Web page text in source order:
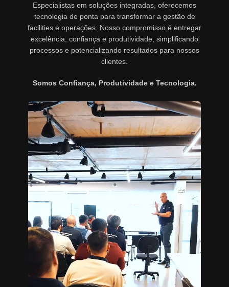
Especialistas em soluções integradas, oferecemos
tecnologia de ponta para transformar a gestão de
facilities e operações. Nosso compromisso é entregar
excelência, confiança e produtividade, simplificando
processos e potencializando resultados para nossos
clientes.
Somos Confiança, Produtividade e Tecnologia.